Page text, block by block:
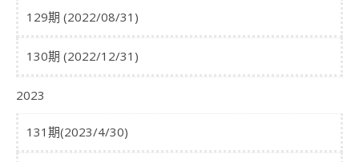
129期 (2022/08/31)
130期 (2022/12/31)
2023
131期(2023/4/30)